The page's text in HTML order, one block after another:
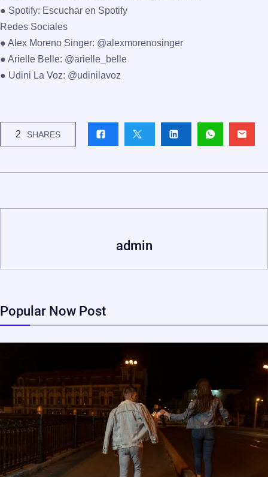
● Spotify: Escuchar en Spotify
Redes Sociales
● Alex Moreno Singer: @alexmorenosinger
● Arielle Belle: @arielle_belle
● Udini La Voz: @udinilavoz
2 SHARES
admin
Popular Now Post